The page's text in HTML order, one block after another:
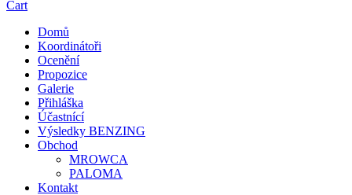
Cart
Domů
Koordinátoři
Ocenění
Propozice
Galerie
Přihláška
Účastnící
Výsledky BENZING
Obchod
MROWCA
PALOMA
Kontakt